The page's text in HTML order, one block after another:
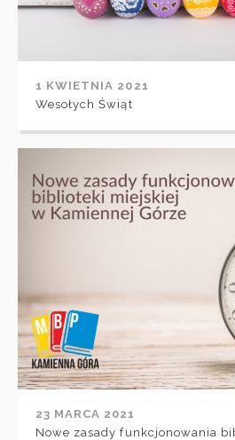
1 KWIETNIA 2021
Wesołych Świąt
23 MARCA 2021
Nowe zasady funkcjonowania